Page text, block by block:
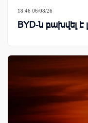
18:46 06/08/26
BYD-ն բախվել է